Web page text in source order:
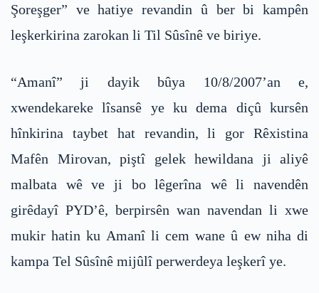
Şoreşger” ve hatiye revandin û ber bi kampên
leşkerkirina zarokan li Til Sûsînê ve biriye.
“Amanî” ji dayik bûya 10/8/2007’an e,
xwendekareke lîsansê ye ku dema diçû kursên
hînkirina taybet hat revandin, li gor Rêxistina
Mafên Mirovan, piştî gelek hewildana ji aliyê
malbata wê ve ji bo lêgerîna wê li navendên
girêdayî PYD’ê, berpirsên wan navendan li xwe
mukir hatin ku Amanî li cem wane û ew niha di
kampa Tel Sûsînê mijûlî perwerdeya leşkerî ye.